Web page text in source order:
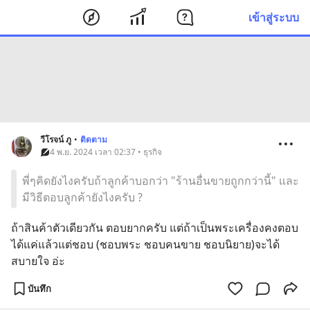
เข้าสู่ระบบ
วีโรจน์ ภู • ติดตาม
4 พ.ย. 2024 เวลา 02:37 • ธุรกิจ
พี่ๆคิดยังไงครับถ้าลูกค้าบอกว่า "ร้านอื่นขายถูกกว่านี้" และ
มีวิธีตอบลูกค้ายังไงครับ ?
ถ้าสินค้าตัวเดียวกัน ตอบยากครับ แต่ถ้าเป็นพระเครื่องคงตอบ
ได้แค่แล้วแต่ชอบ (ชอบพระ ชอบคนขาย ชอบนิยาย)จะได้
สบายใจ อ่ะ
บันทึก